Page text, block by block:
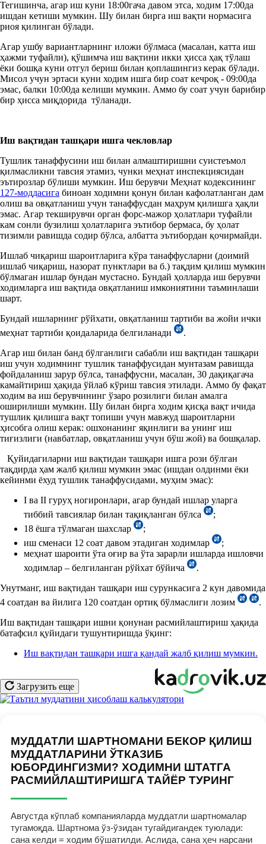
Тегишинча, агар иш куни 18:00гача давом этса, ходим 17:00да
ишдан кетиши мумкин. Шу билан бирга иш вақти нормасига
риоя қилинган бўлади.
Агар ушбу вариантларнинг иложи бўлмаса (масалан, катта иш
ҳажми туфайли), қўшимча иш вақтини икки ҳисса ҳақ тўлаш
ёки бошқа куни отгул бериш билан қоплашингиз керак бўлади.
Мисол учун эртаси куни ходим ишга бир соат кечроқ - 09:00да
эмас, балки 10:00да келиши мумкин. Аммо бу соат учун барибир
бир ҳисса миқдорида тўланади.
Иш вақтидан ташқари ишга чекловлар
Тушлик танаффусини иш билан алмаштиришни суистеъмол
қилмасликни тавсия этамиз, чунки меҳнат инспекциясидан
эътирозлар бўлиши мумкин. Иш берувчи Меҳнат кодексининг
127-моддасига биноан ходимни қонун билан кафолатланган дам
олиш ва овқатланиш учун танаффусдан маҳрум қилишга ҳақли
эмас. Агар текширувчи орган форс-мажор ҳолатлари туфайли
кам сонли бузилиш ҳолатларига эътибор бермаса, бу ҳолат
тизимли равишда содир бўлса, албатта эътибордан қочирмайди.
Ишлаб чиқариш шароитларига кўра танаффусларни (доимий
ишлаб чиқариш, назорат пунктлари ва б.) тақдим қилиш мумкин
бўлмаган ишлар бундан мустасно. Бундай ҳолларда иш берувчи
ходимларга иш вақтида овқатланиш имкониятини таъминлаши
шарт.
Бундай ишларнинг рўйхати, овқатланиш тартиби ва жойи ички
меҳнат тартиби қоидаларида белгиланади
.
Агар иш билан банд бўлганлиги сабабли иш вақтидан ташқари
иш учун ходимнинг тушлик танаффусидан мунтазам равишда
фойдаланиш зарур бўлса, танаффусни, масалан, 30 дақиқагача
камайтириш ҳақида ўйлаб кўриш тавсия этилади. Аммо бу фақат
ходим ва иш берувчининг ўзаро розилиги билан амалга
оширилиши мумкин. Шу билан бирга ходим қисқа вақт ичида
тушлик қилишга вақт топиши учун мавжуд шароитларни
ҳисобга олиш керак: ошхонанинг яқинлиги ва унинг иш
тиғизлиги (навбатлар, овқатланиш учун бўш жой) ва бошқалар.
Қуйидагиларни иш вақтидан ташқари ишга рози бўлган
тақдирда ҳам жалб қилиш мумкин эмас (ишдан олдинми ёки
кейинми ёхуд тушлик танаффусидами, муҳим эмас):
I ва II гуруҳ ногиронлари, агар бундай ишлар уларга
тиббий тавсиялар билан тақиқланган бўлса
;
18 ёшга тўлмаган шахслар
;
иш сменаси 12 соат давом этадиган ходимлар
;
меҳнат шароити ўта оғир ва ўта зарарли ишларда ишловчи
ходимлар – белгиланган рўйхат бўйича
.
Унутманг, иш вақтидан ташқари иш сурункасига 2 кун давомида
4 соатдан ва йилига 120 соатдан ортиқ бўлмаслиги лозим
.
Иш вақтидан ташқари ишни қонунан расмийлаштириш ҳақида
батафсил қуйидаги тушунтиришда ўқинг:
Иш вақтидан ташқари ишга қандай жалб қилиш мумкин.
Загрузить еще
МУДДАТЛИ ШАРТНОМАНИ БЕКОР ҚИЛИШ
МУДДАТЛАРИНИ ЎТКАЗИБ
ЮБОРДИНГИЗМИ? ХОДИМНИ ШТАТГА
РАСМИЙЛАШТИРИШГА ТАЙЁР ТУРИНГ
Августда кўплаб компанияларда муддатли шартномалар
тугамоқда. Шартнома ўз-ўзидан тугайдигандек туюлади:
сана келди = ходим бўшатилди. Аслида, сана ҳеч нарсани